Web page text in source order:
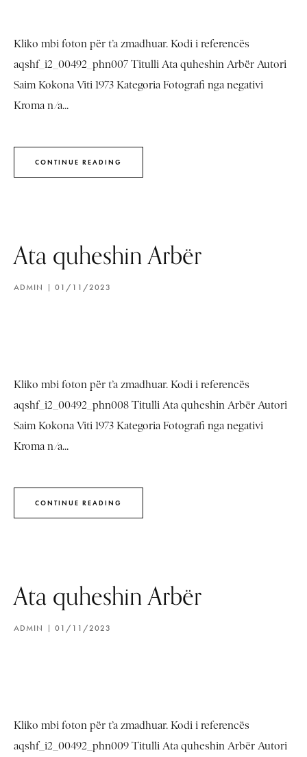
Kliko mbi foton për t’a zmadhuar. Kodi i referencës
aqshf_i2_00492_phn007 Titulli Ata quheshin Arbër Autori
Saim Kokona Viti 1973 Kategoria Fotografi nga negativi
Kroma n/a...
CONTINUE READING
Ata quheshin Arbër
ADMIN 01/11/2023
Kliko mbi foton për t’a zmadhuar. Kodi i referencës
aqshf_i2_00492_phn008 Titulli Ata quheshin Arbër Autori
Saim Kokona Viti 1973 Kategoria Fotografi nga negativi
Kroma n/a...
CONTINUE READING
Ata quheshin Arbër
ADMIN 01/11/2023
Kliko mbi foton për t’a zmadhuar. Kodi i referencës
aqshf_i2_00492_phn009 Titulli Ata quheshin Arbër Autori